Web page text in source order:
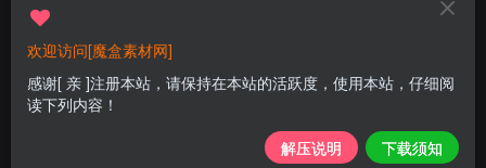
欢迎访问[魔盒素材网]
感谢[ 亲 ]注册本站，请保持在本站的活跃度，使用本站，仔细阅
读下列内容！
解压说明 下载须知